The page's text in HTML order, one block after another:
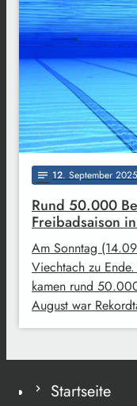
notes 12. September
Rund 50.000
Freibadsaison
Am Sonntag
Viechtach zu
kamen rund
August war
Startseite